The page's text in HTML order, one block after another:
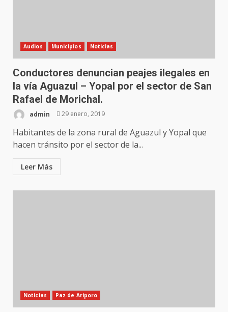
Audios Municipios Noticias
Conductores denuncian peajes ilegales en
la vía Aguazul – Yopal por el sector de San
Rafael de Morichal.
admin 29 enero, 2019
Habitantes de la zona rural de Aguazul y Yopal que
hacen tránsito por el sector de la...
Leer Más
Noticias Paz de Ariporo